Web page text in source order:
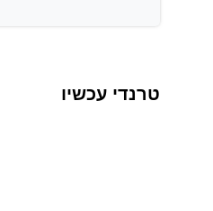
טרנדי עכשיו